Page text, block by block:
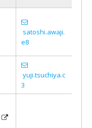
satoshi.awaji.
e8
yuji.tsuchiya.c
3